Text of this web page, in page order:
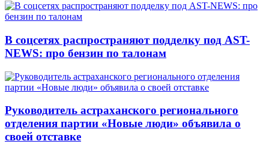
В соцсетях распространяют подделку под AST-
NEWS: про бензин по талонам
Руководитель астраханского регионального
отделения партии «Новые люди» объявила о
своей отставке